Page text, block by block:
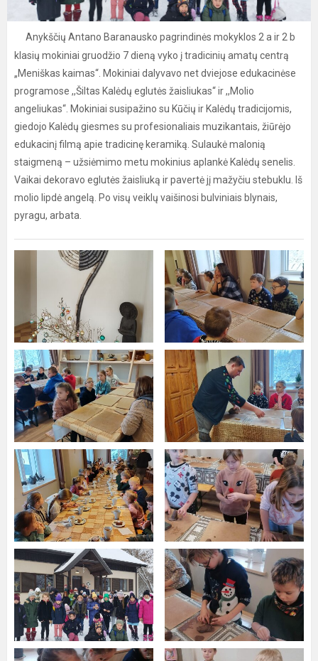
Anykščių Antano Baranausko pagrindinės mokyklos 2 a ir 2 b
klasių mokiniai gruodžio 7 dieną vyko į tradicinių amatų centrą
„Meniškas kaimas“. Mokiniai dalyvavo net dviejose edukacinėse
programose ,,Šiltas Kalėdų eglutės žaisliukas“ ir ,,Molio
angeliukas“. Mokiniai susipažino su Kūčių ir Kalėdų tradicijomis,
giedojo Kalėdų giesmes su profesionaliais muzikantais, žiūrėjo
edukacinį filmą apie tradicinę keramiką. Sulaukė malonią
staigmeną – užsiėmimo metu mokinius aplankė Kalėdų senelis.
Vaikai dekoravo eglutės žaisliuką ir pavertė jį mažyčiu stebuklu. Iš
molio lipdė angelą. Po visų veiklų vaišinosi bulviniais blynais,
pyragu, arbata.